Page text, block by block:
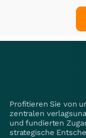
Profitieren Sie von
zentralen
und fundierten
strategische